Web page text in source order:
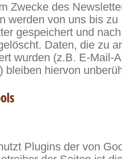
Zwecke des
werden von uns bis zu
gespeichert und
Daten, die zu
wurden (z.B. E-Mail-
bleiben hiervon
Plugins der von